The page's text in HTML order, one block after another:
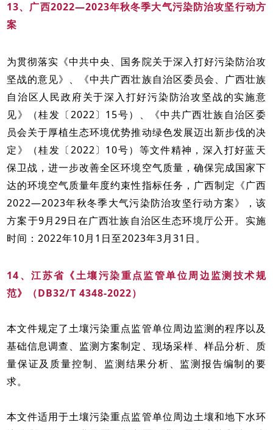
13、广西2022—2023年秋冬季大气污染防治攻坚行动方
案
为贯彻落实《中共中央、国务院关于深入打好污染防治攻
坚战的意见》、《中共广西壮族自治区委员会、广西壮族
自治区人民政府关于深入打好污染防治攻坚战的实施意
见》（桂发〔2022〕15号）、《中共广西壮族自治区委
员会关于厚植生态环境优势推动绿色发展迈出新步伐的决
定》（桂发〔2022〕10号）等文件精神，深入打好蓝天
保卫战，进一步改善全区环境空气质量，确保完成国家下
达的环境空气质量年度约束性指标任务，广西制定《广西
2022—2023年秋冬季大气污染防治攻坚行动方案》，该
方案于9月29日在广西壮族自治区生态环境厅公开。实施
时间：2022年10月1日至2023年3月31日。
14、江苏省《土壤污染重点监管单位周边监测技术规
范》（DB32/T 4348-2022）
本文件规定了土壤污染重点监管单位周边监测的程序以及
基础信息调查、监测方案制定、现场采样、样品分析、质
量保证及质量控制、监测结果分析、监测报告编制的要
求。
本文件适用于土壤污染重点监管单位周边土壤和地下水环